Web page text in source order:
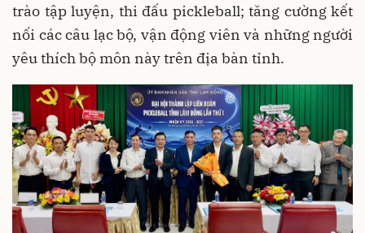
trào tập luyện, thi đấu pickleball; tăng cường kết
nối các câu lạc bộ, vận động viên và những người
yêu thích bộ môn này trên địa bàn tỉnh.